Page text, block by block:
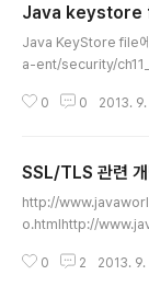
크립트 애플리케이션에
credential 등이 노출
도로 많이 사용함.
Used in public ..
Java keystore
Java KeyStore file
a-ent/security/
of key
tem) containing a ..
0 0 2013. 9.
SSL/TLS 관련 개
http://
o.htmlhttp://
0 2 2013. 9.